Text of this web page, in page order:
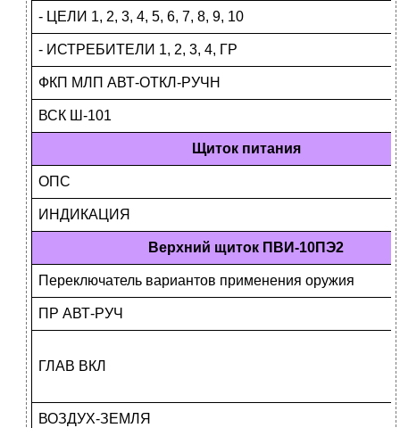
- ЦЕЛИ 1, 2, 3, 4, 5, 6, 7, 8, 9, 10
- ИСТРЕБИТЕЛИ 1, 2, 3, 4, ГР
ФКП МЛП АВТ-ОТКЛ-РУЧН
ВСК Ш-101
Щиток питания
ОПС
ИНДИКАЦИЯ
Верхний щиток ПВИ-10ПЭ2
Переключатель вариантов применения оружия
ПР АВТ-РУЧ
ГЛАВ ВКЛ
ВОЗДУХ-ЗЕМЛЯ